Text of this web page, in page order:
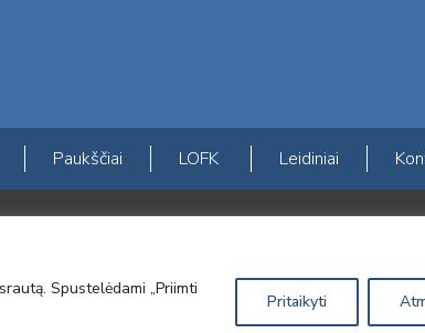
Spustelėdami „Priimti
Pritaikyti
Paukščiai LOFK Leidiniai
veiklą“ (paprojekčio
Sprendimas: